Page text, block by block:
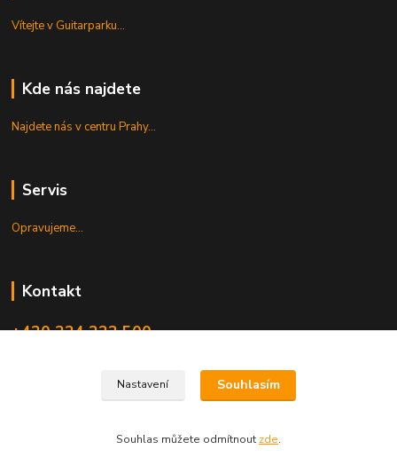
Vítejte v Guitarparku...
Kde nás najdete
Najdete nás v centru Prahy...
Servis
Opravujeme...
Kontakt
+420 224 222 500
shop@guitarpark.cz